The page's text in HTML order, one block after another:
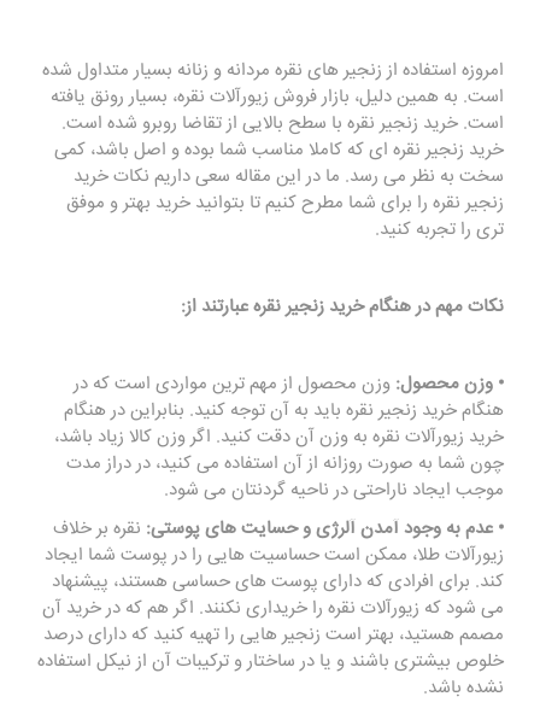
امروزه استفاده از زنجیر های نقره مردانه و زنانه بسیار متداول شده
است. به همین دلیل، بازار فروش زیورآلات نقره، بسیار رونق یافته
است. خرید زنجیر نقره با سطح بالایی از تقاضا روبرو شده است.
خرید زنجیر نقره ای که کاملا مناسب شما بوده و اصل باشد، کمی
سخت به نظر می رسد. ما در این مقاله سعی داریم نکات خرید
زنجیر نقره را برای شما مطرح کنیم تا بتوانید خرید بهتر و موفق
تری را تجربه کنید.
نکات مهم در هنگام خرید زنجیر نقره عبارتند از:
• وزن محصول: وزن محصول از مهم ترین مواردی است که در
هنگام خرید زنجیر نقره باید به آن توجه کنید. بنابراین در هنگام
خرید زیورآلات نقره به وزن آن دقت کنید. اگر وزن کالا زیاد باشد،
چون شما به صورت روزانه از آن استفاده می کنید، در دراز مدت
موجب ایجاد ناراحتی در ناحیه گردنتان می شود.
• عدم به وجود آمدن آلرژی و حسایت های پوستی: نقره بر خلاف
زیورآلات طلا، ممکن است حساسیت هایی را در پوست شما ایجاد
کند. برای افرادی که دارای پوست های حساسی هستند، پیشنهاد
می شود که زیورآلات نقره را خریداری نکنند. اگر هم که در خرید آن
مصمم هستید، بهتر است زنجیر هایی را تهیه کنید که دارای درصد
خلوص بیشتری باشند و یا در ساختار و ترکیبات آن از نیکل استفاده
نشده باشد.